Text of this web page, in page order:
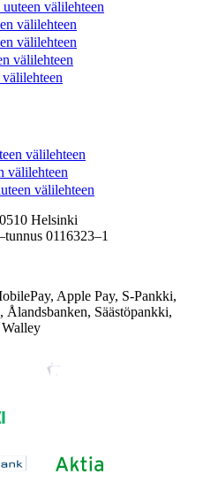
välilehteen
välilehteen
välilehteen
välilehteen
välilehteen
välilehteen
välilehteen
Helsinki
0116323–1
Apple Pay, S-Pankki,
Säästöpankki,